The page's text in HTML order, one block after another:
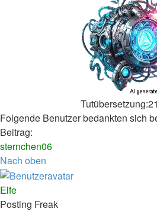
Folgende Benutzer bedankten sich
Beitrag:
sternchen06
Nach oben
Elfe
Posting Freak